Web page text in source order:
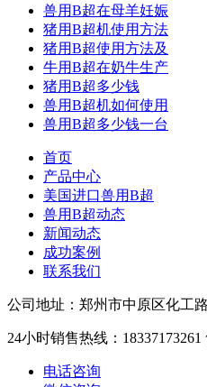
兽用B超在母羊妊娠
猪用B超机使用方法
猪用B超使用方法及
牛用B超在奶牛生产
猪用B超多少钱
兽用B超机如何使用
兽用B超多少钱一台
首页
产品中心
美国进口兽用B超
兽用B超动态
新闻动态
成功案例
联系我们
公司地址：郑州市中原区化工
24小时销售热线：18337173261
电话咨询